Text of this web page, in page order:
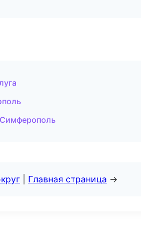
Главная страница →